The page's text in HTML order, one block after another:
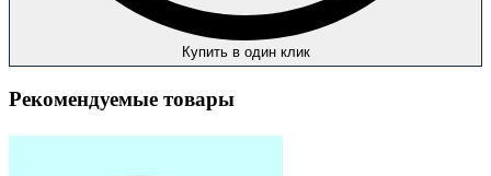
Купить в один клик
Рекомендуемые товары